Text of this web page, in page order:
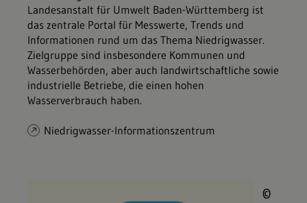
Landesanstalt für Umwelt Baden-Württemberg ist
das zentrale Portal für Messwerte, Trends und
Informationen rund um das Thema Niedrigwasser.
Zielgruppe sind insbesondere Kommunen und
Wasserbehörden, aber auch landwirtschaftliche sowie
industrielle Betriebe, die einen hohen
Wasserverbrauch haben.
Niedrigwasser-Informationszentrum
©